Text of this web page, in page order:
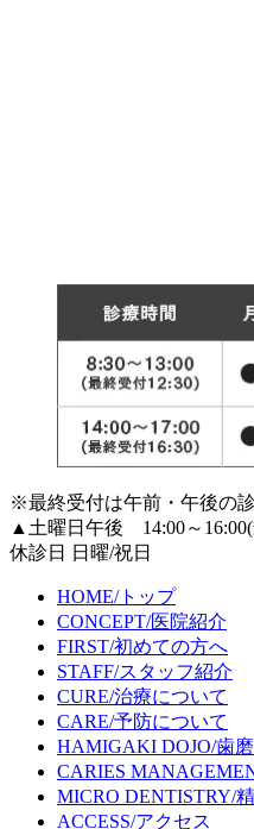
※最終受付は午前・午後の
▲土曜日午後 14:00～16:00(
休診日 日曜/祝日
HOME/トップ
CONCEPT/医院紹介
FIRST/初めての方へ
STAFF/スタッフ紹介
CURE/治療について
CARE/予防について
HAMIGAKI DOJO/歯
CARIES
MICRO DENTISTRY/
ACCESS/アクセス